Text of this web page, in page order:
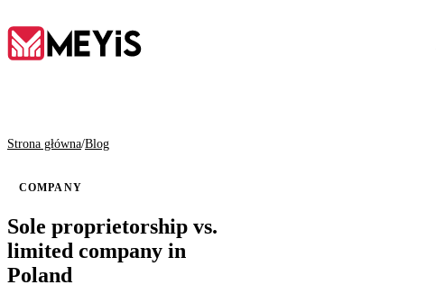
01 Strona główna
02O nas
Strona główna/Blog
COMPANY
Sole proprietorship vs.
limited company in
Poland